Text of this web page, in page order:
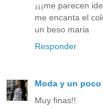
¡¡¡me parecen
me encanta el
un beso maria
Responder
Moda y un poco
Muy finas!!